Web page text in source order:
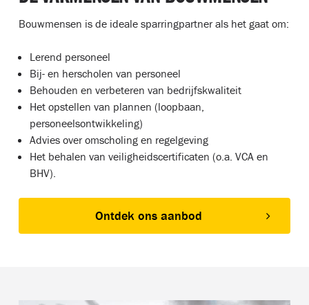
Bouwmensen is de ideale sparringpartner als het gaat om:
Lerend personeel
Bij- en herscholen van personeel
Behouden en verbeteren van bedrijfskwaliteit
Het opstellen van plannen (loopbaan,
personeelsontwikkeling)
Advies over omscholing en regelgeving
Het behalen van veiligheidscertificaten (o.a. VCA en
BHV).
Ontdek ons aanbod